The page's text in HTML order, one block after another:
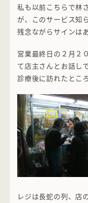
私も以前こちらで林
が、このサービス知
残念ながらサインは
営業最終日の２月２
て店主さんとお話し
診療後に訪れたところ
レジは長蛇の列、店